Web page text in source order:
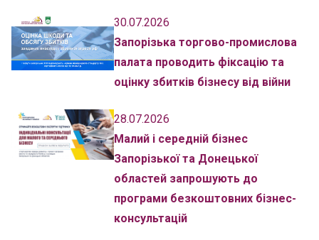
30.07.2026
Запорізька торгово-промислова
палата проводить фіксацію та
оцінку збитків бізнесу від війни
28.07.2026
Малий і середній бізнес
Запорізької та Донецької
областей запрошують до
програми безкоштовних бізнес-
консультацій